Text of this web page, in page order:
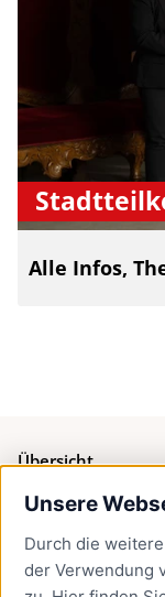
Unsere
Durch die
der Verwendung
Alle Infos,
Übersicht
Bürgerservice
Presse
Newsletter